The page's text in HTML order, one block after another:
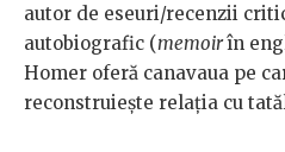
autor de eseuri/recenzii
autobiografic (memoirîn
Homer oferă canavaua pe
reconstruiește relația cu